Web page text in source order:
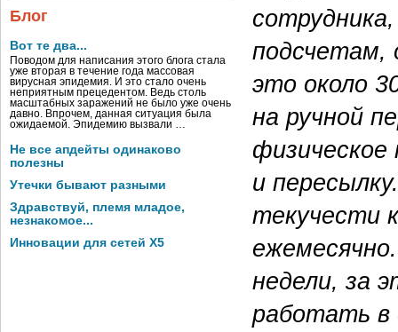
Блог
Вот те два...
Поводом для написания этого блога стала
уже вторая в течение года массовая
вирусная эпидемия. И это стало очень
неприятным прецедентом. Ведь столь
масштабных заражений не было уже очень
давно. Впрочем, данная ситуация была
ожидаемой. Эпидемию вызвали …
Не все апдейты одинаково
полезны
Утечки бывают разными
Здравствуй, племя младое,
незнакомое...
Инновации для сетей X5
подсчетам,
это около
на ручной
физическое
и
текучести
недели, за
работать в